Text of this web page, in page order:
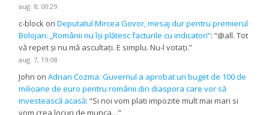
aug. 8, 00:29
c-block onDeputatul Mircea Govor, mesaj dur pentru premierul
Bolojan: „Românii nu își plătesc facturile cu indicatori”: “@all. Tot
vă repet și nu mă ascultați. E simplu. Nu-l votați.”
aug. 7, 19:08
John onAdrian Cozma: Guvernul a aprobat un buget de 100 de
milioane de euro pentru românii din diaspora care vor să
investească acasă: “Si noi vom plati impozite mult mai mari si
vom crea locuri de munca…”